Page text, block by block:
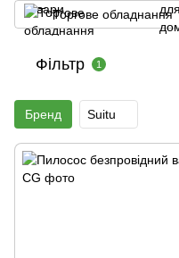
Торгове обладнання
Фільтр 1
Бренд Suitu